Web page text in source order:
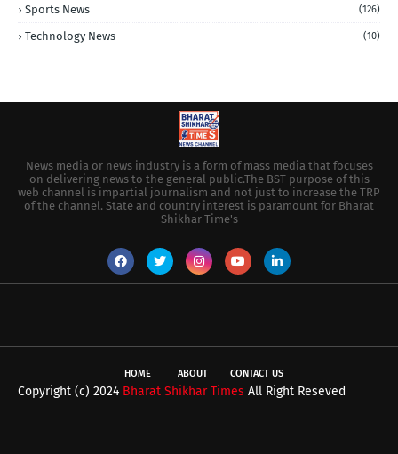
Sports News (126)
Technology News (10)
News media or news industry is a form of mass media that focuses
on delivering news to the general public.The BST purpose of this
web channel is impartial journalism and not just to increase the TRP
of the channel. State and country interest is paramount for Bharat
Shikhar Time's
HOME ABOUT CONTACT US
Copyright (c) 2024 Bharat Shikhar Times All Right Reseved